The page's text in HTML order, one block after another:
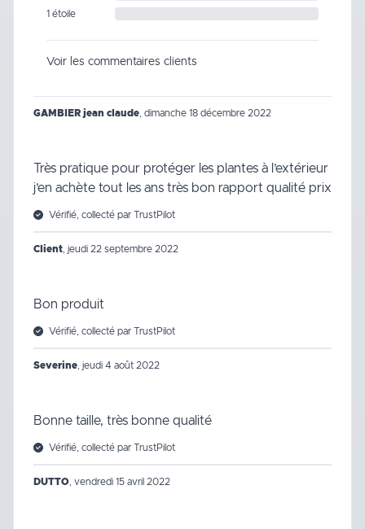
1 étoile
Voir les commentaires clients
GAMBIER jean claude dimanche 18 décembre 2022
Très pratique pour protéger les plantes à l’extérieur
j’en achète tout les ans très bon rapport qualité prix
Vérifié, collecté par TrustPilot
Client jeudi 22 septembre 2022
Bon produit
Vérifié, collecté par TrustPilot
Severine jeudi 4 août 2022
Bonne taille, très bonne qualité
Vérifié, collecté par TrustPilot
DUTTO vendredi 15 avril 2022